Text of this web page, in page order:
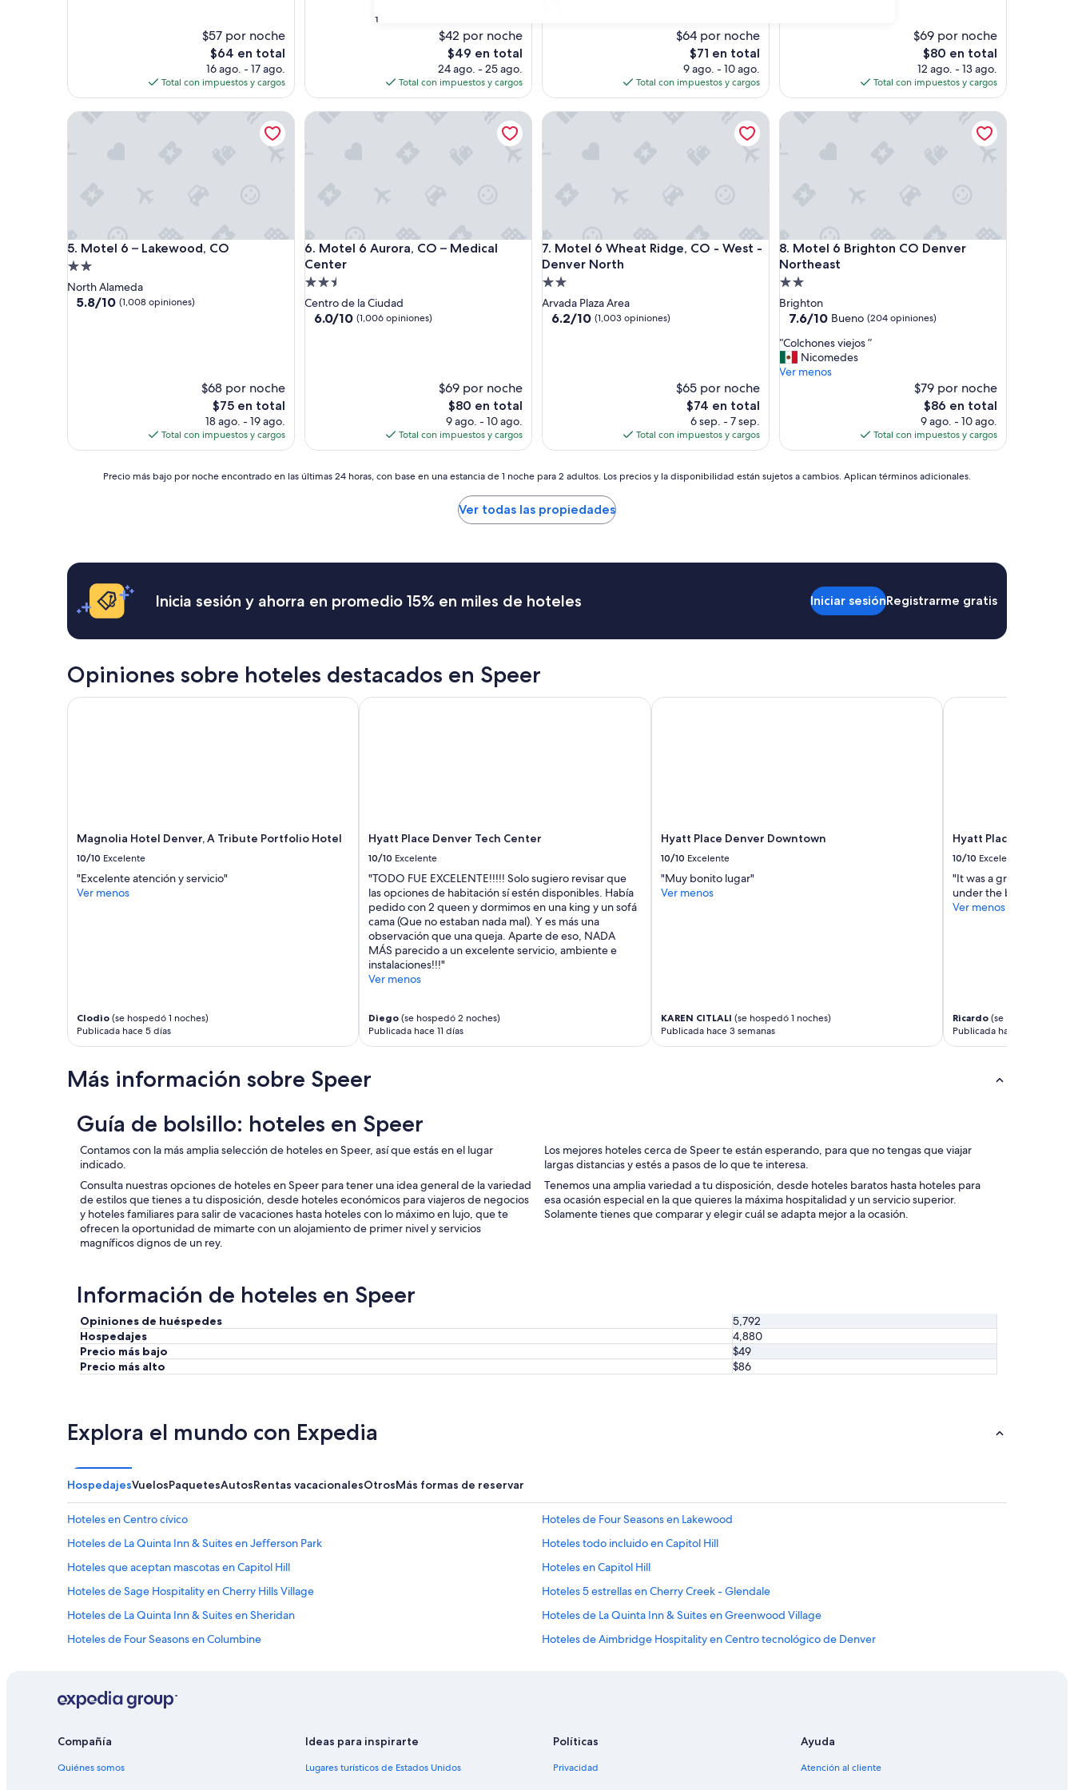
31
t
r
”
$57 por noche
El
precio
actual
es
de
$64 en total
16 ago. - 17 ago.
Total con impuestos y cargos
i
i
n
t
d
e
s
$42 por noche
El
precio
actual
es
de
$49 en total
24 ago. - 25 ago.
Total con impuestos y cargos
d
f
v
e
m
c
u
a
r
t
”
$64 por noche
El
precio
actual
es
de
$71 en total
9 ago. - 10 ago.
Total con impuestos y cargos
$69 por noche
El
precio
actual
es
de
$80 en total
12 ago. - 13 ago.
Total con impuestos y cargos
5. Motel 6 – Lakewood, CO
Motel 6 – Lakewood, CO
Propiedad
de
2.0
North Alameda
5.8
5.8/10 (1,008 opiniones)
$68 por noche
El
precio
actual
es
$75
$75 en total
18 ago. - 19 ago.
Total con impuestos y cargos
Motel 6 – Lakewood, CO
6. Motel 6 Aurora, CO – Medical
Center
Motel 6 Aurora, CO – Medical Center
Propiedad
de
2.5
Centro de la Ciudad
6.0
6.0/10 (1,006 opiniones)
$69 por noche
El
precio
actual
es
$80
$80 en total
9 ago. - 10 ago.
Total con impuestos y cargos
Motel 6 Aurora, CO – Medical Center
7. Motel 6 Wheat Ridge, CO - West -
Denver North
Motel 6 Wheat Ridge, CO - West - Denver North
Propiedad
de
2.0
Arvada Plaza Area
6.2
6.2/10 (1,003 opiniones)
$65 por noche
El
precio
actual
es
$74
$74 en total
6 sep. - 7 sep.
Total con impuestos y cargos
Motel 6 Wheat Ridge, CO - West - Denver North
8. Motel 6 Brighton CO Denver
Northeast
Motel 6 Brighton CO Denver Northeast
Propiedad
de
2.0
Brighton
7.6
10,
Bueno,
(204
7.6/10 Bueno (204 opiniones)
“
C
o
n
s
“Colchones viejos ”
Nicomedes
Ver menos
$79 por noche
El
precio
actual
es
$86
$86 en total
9 ago. - 10 ago.
Total con impuestos y cargos
Motel 6 Brighton CO Denver Northeast
en
las
últimas
24
horas,
con
en
una
estancia
de
disponibilidad
están
sujetos
Precio más bajo por noche encontrado en las últimas 24 horas, con base en una estancia de 1 noche para 2 adultos. Los precios y la disponibilidad están sujetos a cambios. Aplican términos adicionales.
Ver todas las propiedades
Inicia sesión y ahorra en promedio 15% en miles de hoteles Iniciar sesiónRegistrarme gratis
Opiniones sobre hoteles destacados en Speer
Magnolia Hotel Denver, A Tribute Portfolio Hotel
10/10 Excelente
"Excelente atención y servicio"
Ver menos
Clodio (se hospedó 1 noches)
Publicada hace 5 días
Magnolia Hotel Denver, A Tribute Portfolio Hotel
Hyatt Place Denver Tech Center
10/10 Excelente
"TODO FUE EXCELENTE!!!!! Solo sugiero revisar que
las opciones de habitación sí estén disponibles. Había
pedido con 2 queen y dormimos en una king y un sofá
cama (Que no estaban nada mal). Y es más una
observación que una queja. Aparte de eso, NADA
MÁS parecido a un excelente servicio, ambiente e
instalaciones!!!"
Ver menos
Diego (se hospedó 2 noches)
Publicada hace 11 días
Hyatt Place Denver Tech Center
Hyatt Place Denver Downtown
10/10 Excelente
"Muy bonito lugar"
Ver menos
KAREN CITLALI (se hospedó 1 noches)
Publicada hace 3 semanas
Hyatt Place Denver Downtown
Hyatt Place Denver/
10/10 Excelente
"It was a great stay!
under the beds. Thank
Ver menos
Ricardo(se hospedó 2
Publicada hace 1 mes
Hyatt Place Denver/
Más información sobre Speer
Guía de bolsillo: hoteles en Speer
Contamos con la más amplia selección de hoteles en Speer, así que estás en el lugar
indicado.
Consulta nuestras opciones de hoteles en Speer para tener una idea general de la variedad
de estilos que tienes a tu disposición, desde hoteles económicos para viajeros de negocios
y hoteles familiares para salir de vacaciones hasta hoteles con lo máximo en lujo, que te
ofrecen la oportunidad de mimarte con un alojamiento de primer nivel y servicios
magníficos dignos de un rey.
Los mejores hoteles cerca de Speer te están esperando, para que no tengas que viajar
largas distancias y estés a pasos de lo que te interesa.
Tenemos una amplia variedad a tu disposición, desde hoteles baratos hasta hoteles para
esa ocasión especial en la que quieres la máxima hospitalidad y un servicio superior.
Solamente tienes que comparar y elegir cuál se adapta mejor a la ocasión.
Información de hoteles en Speer
Opiniones de huéspedes
5,792
Hospedajes
4,880
Precio más bajo
$49
Precio más alto
$86
Explora el mundo con Expedia
HospedajesVuelosPaquetesAutosRentas vacacionalesOtrosMás formas de reservar
Hoteles en Centro cívico
Hoteles de Four Seasons en Lakewood
Hoteles de La Quinta Inn & Suites en Jefferson Park
Hoteles todo incluido en Capitol Hill
Hoteles que aceptan mascotas en Capitol Hill
Hoteles en Capitol Hill
Hoteles de Sage Hospitality en Cherry Hills Village
Hoteles 5 estrellas en Cherry Creek - Glendale
Hoteles de La Quinta Inn & Suites en Sheridan
Hoteles de La Quinta Inn & Suites en Greenwood Village
Hoteles de Four Seasons en Columbine
Hoteles de Aimbridge Hospitality en Centro tecnológico de Denver
Hoteles de Best Western en Denver
Hoteles románticos en Denver
Hoteles baratos en Denver
Compañía
Quiénes somos
Ideas para inspirarte
Lugares turísticos de Estados Unidos
Políticas
Privacidad
Ayuda
Atención al cliente